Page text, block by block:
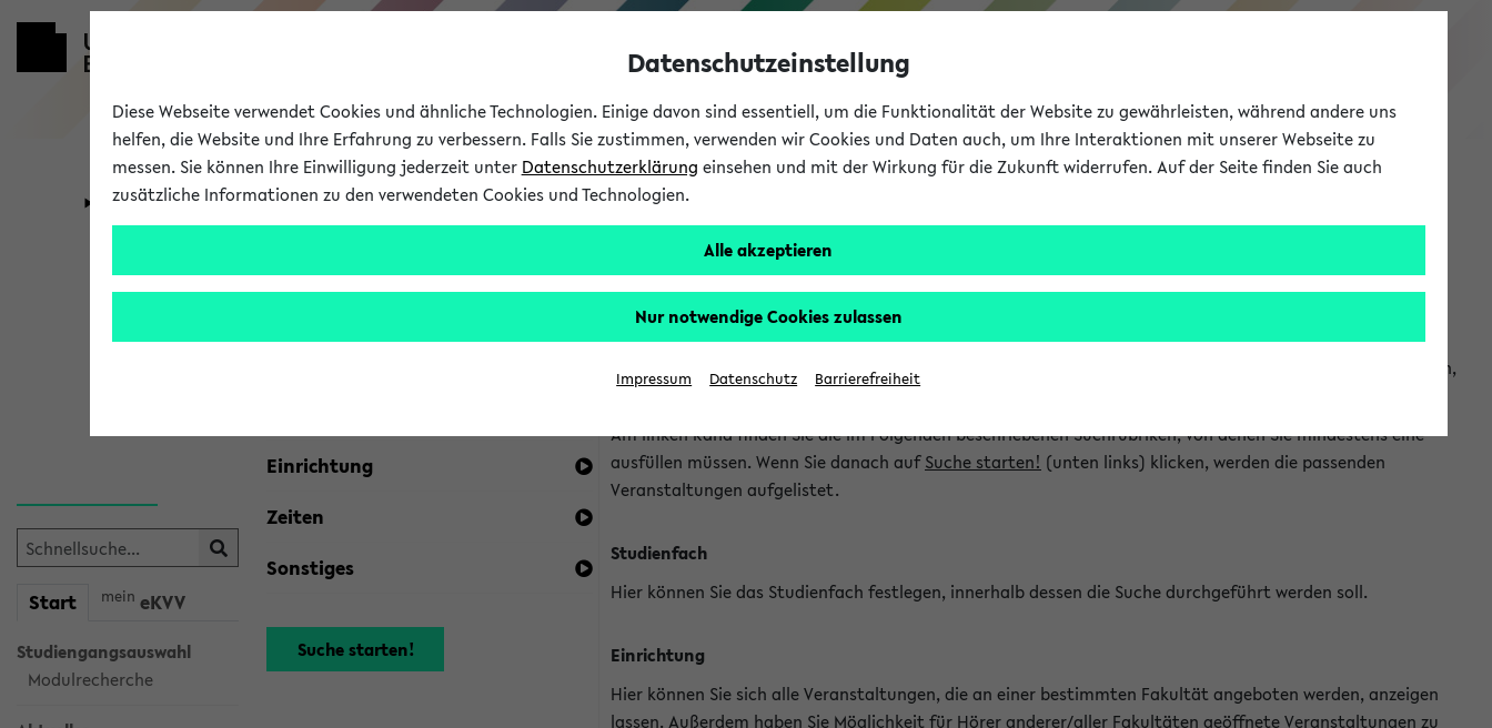
eKVV
Universität Forschung Studium
Start mein eKVV
Studiengangsauswahl
Modulrecherche
Kombisuche im eKVV
Ihre Suchkriterien:
Einrichtung
Zeiten
Sonstiges
Hinweise zur Kombisuche
Sie können das eKVV nach diversen Kriterien durchsuchen und so gezielt die Veranstaltungen heraussuchen,
die für Sie interessant sind.
Am linken Rand finden Sie die im Folgenden beschriebenen Suchrubriken, von denen Sie mindestens eine
ausfüllen müssen. Wenn Sie danach aufSuche starten! (unten links) klicken, werden die passenden
Veranstaltungen aufgelistet.
Studienfach
Hier können Sie das Studienfach festlegen, innerhalb dessen die Suche durchgeführt werden soll.
Einrichtung
Hier können Sie sich alle Veranstaltungen, die an einer bestimmten Fakultät angeboten werden, anzeigen
lassen. Außerdem haben Sie Möglichkeit für Hörer anderer/aller Fakultäten geöffnete Veranstaltungen zu
Datenschutzeinstellung
Diese Webseite verwendet Cookies und ähnliche Technologien. Einige davon sind essentiell, um die Funktionalität der Website zu gewährleisten, während andere uns
helfen, die Website und Ihre Erfahrung zu verbessern. Falls Sie zustimmen, verwenden wir Cookies und Daten auch, um Ihre Interaktionen mit unserer Webseite zu
messen. Sie können Ihre Einwilligung jederzeit unter Datenschutzerklärung einsehen und mit der Wirkung für die Zukunft widerrufen. Auf der Seite finden Sie auch
zusätzliche Informationen zu den verwendeten Cookies und Technologien.
Alle akzeptieren
Nur notwendige Cookies zulassen
Impressum Datenschutz Barrierefreiheit